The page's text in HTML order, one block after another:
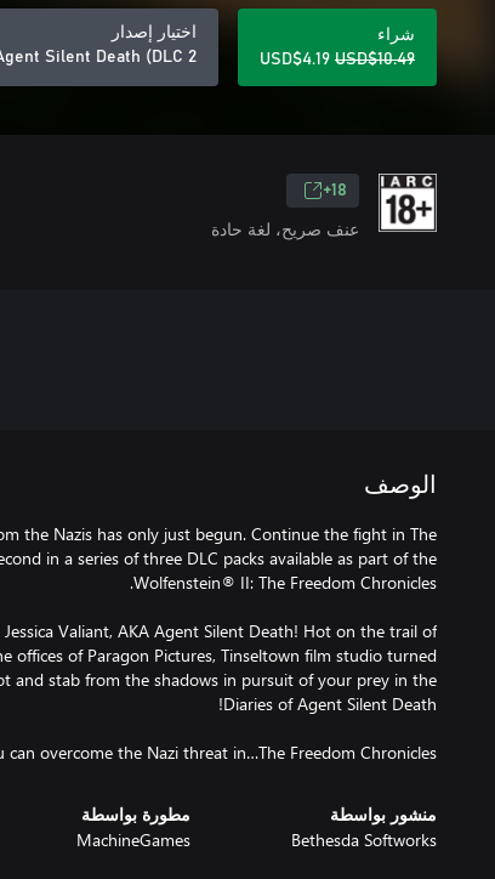
شراء
USD$10.49
USD$4.19
اختيار إصدار
Silent Death (DLC 2)
18+
عنف صريح، لغة حادة
الوصف
the Nazis has only just begun. Continue the fight in The
in a series of three DLC packs available as part of the
Jessica Valiant, AKA Agent Silent Death! Hot on the trail of
offices of Paragon Pictures, Tinseltown film studio turned
and stab from the shadows in pursuit of your prey in the
can overcome the Nazi threat in…The Freedom Chronicles!
منشور بواسطة
Bethesda Softworks
مطورة بواسطة
MachineGames